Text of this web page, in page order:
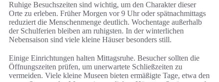
Ruhige Besuchszeiten sind wichtig, um den Charakter dieser
Orte zu erleben. Früher Morgen vor 9 Uhr oder spätnachmittags
reduziert die Menschenmenge deutlich. Wochentage außerhalb
der Schulferien bleiben am ruhigsten. In der winterlichen
Nebensaison sind viele kleine Häuser besonders still.
Einige Einrichtungen halten Mittagsruhe. Besucher sollten die
Öffnungszeiten prüfen, um unerwartete Schließzeiten zu
vermeiden. Viele kleine Museen bieten ermäßigte Tage, etwa den